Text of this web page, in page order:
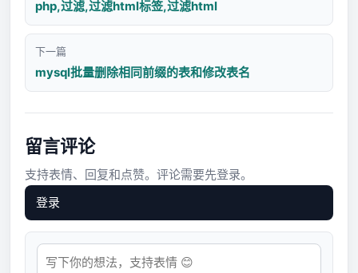
php,过滤,过滤html标签,过滤html
下一篇
mysql批量删除相同前缀的表和修改表名
留言评论
支持表情、回复和点赞。评论需要先登录。
登录